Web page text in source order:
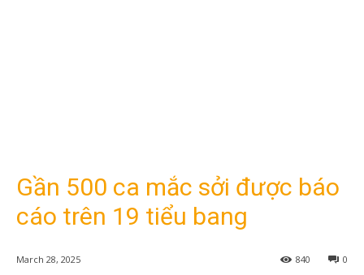
Gần 500 ca mắc sởi được báo
cáo trên 19 tiểu bang
March 28, 2025 0
840